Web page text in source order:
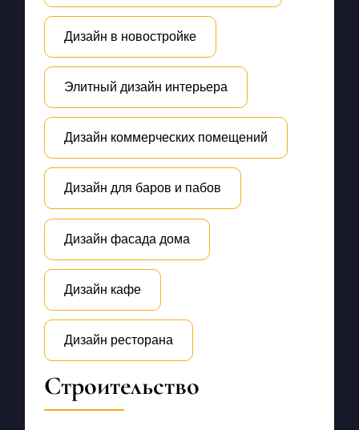
Дизайн в новостройке
Элитный дизайн интерьера
Дизайн коммерческих помещений
Дизайн для баров и пабов
Дизайн фасада дома
Дизайн кафе
Дизайн ресторана
Строительство